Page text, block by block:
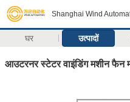
Shanghai Wind
घर उत्पादों
आउटरनर स्टेटर वाइंडिंग मशीन फैन